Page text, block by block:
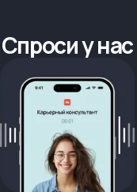
Спроси у нас